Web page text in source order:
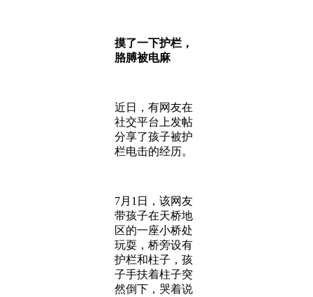
摸了一下护栏，
胳膊被电麻
近日，有网友在
社交平台上发帖
分享了孩子被护
栏电击的经历。
7月1日，该网友
带孩子在天桥地
区的一座小桥处
玩耍，桥旁设有
护栏和柱子，孩
子手扶着柱子突
然倒下，哭着说